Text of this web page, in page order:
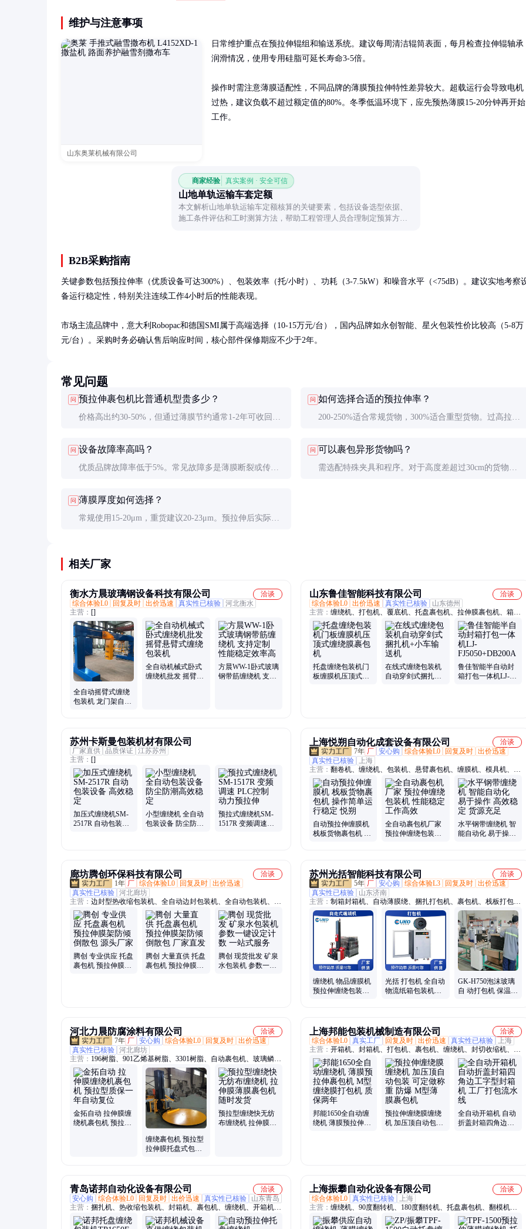
维护与注意事项
山东奥莱机械有限公司
日常维护重点在预拉伸辊组和输送系统。建议每周清洁辊筒表面，每月检查拉伸辊轴承
润滑情况，使用专用硅脂可延长寿命3-5倍。
操作时需注意薄膜适配性，不同品牌的薄膜预拉伸特性差异较大。超载运行会导致电机
过热，建议负载不超过额定值的80%。冬季低温环境下，应先预热薄膜15-20分钟再开始
工作。
商家经验 真实案例 · 安全可信
山地单轨运输车套定额
本文解析山地单轨运输车定额核算的关键要素，包括设备选型依据、
施工条件评估和工时测算方法，帮助工程管理人员合理制定预算方
B2B采购指南
关键参数包括预拉伸率（优质设备可达300%）、包装效率（托/小时）、功耗（3-7.5kW）和噪音水平（<75dB）。建议实地考察
备运行稳定性，特别关注连续工作4小时后的性能表现。
市场主流品牌中，意大利Robopac和德国SMI属于高端选择（10-15万元/台），国内品牌如永创智能、星火包装性价比较高（5-8万
元/台）。采购时务必确认售后响应时间，核心部件保修期应不少于2年。
常见问题
问 预拉伸裹包机比普通机型贵多少？
价格高出约30-50%，但通过薄膜节约通常1-2年可收回投
问 如何选择合适的预拉伸率？
200-250%适合常规货物，300%适合重型货物。过高拉伸
问 设备故障率高吗？
优质品牌故障率低于5%。常见故障多是薄膜断裂或传感
问 可以裹包异形货物吗？
需选配特殊夹具和程序。对于高度差超过30cm的货物，
问 薄膜厚度如何选择？
常规使用15-20μm，重货建议20-23μm。预拉伸后实际厚
相关厂家
衡水方晨玻璃钢设备科技有限公司
洽谈
综合体验L0
回复及时 出价迅速 真实性已核验 河北衡水
主营： []
全自动摇臂式缠绕
包装机 龙门架自动
全自动机械式卧式
缠绕机批发 摇臂悬
方晨WW-1卧式玻璃
钢带筋缠绕机 支持
山东鲁佳智能科技有限公司
洽谈
综合体验L0 出价迅速 真实性已核验
山东德州
主营： 缠绕机、打包机、覆底机、托盘裹包机、拉伸膜裹包机、箱包
专用裹包机、包装机、封切机、缠膜机、智能包装、自动捆扎机、折
盖封箱机、穿剑打包线、自动包装流水线
托盘缠绕包装机门
板缠膜机压顶式缠
在线式缠绕包装机
自动穿剑式捆扎机
鲁佳智能半自动封
箱打包一体机LJ-
苏州卡斯曼包装机材有限公司
厂家直供 品质保证 江苏苏州
主营： []
加压式缠绕机SM-
2517R 自动包装设
小型缠绕机 全自动
包装设备 防尘防潮
预拉式缠绕机SM-
1517R 变频调速
上海悦朔自动化成套设备有限公司
洽谈
7年 厂 安心购 综合体验L0 回复及时 出价迅速
真实性已核验
上海
主营： 翻卷机、缠绕机、包装机、悬臂裹包机、缠膜机、模具机、翻
转机、打包机、翻包机、翻模机、翻身机、模具翻转台、大功率模
具、模具翻转身机、托盘缠绕机、水平缠绕机、在线缠绕机、钢卷翻
转机、180度翻转机、钢带缠绕机、翻板机、全自动液压翻模机、15
吨钢卷翻转机、工业翻转机、10吨卷料翻转台
自动预拉伸缠膜机
栈板货物裹包机 操
全自动裹包机厂家
预拉伸缠绕包装机
水平钢带缠绕机 智
能自动化 易于操作
廊坊腾创环保科技有限公司
洽谈
1年 厂 综合体验L0 回复及时 出价迅速
真实性已核验 河北廊坊
主营： 边封型热收缩包装机、全自动边封包装机、全自动包装机、托
盘裹包机、热收缩覆膜机、热收缩包装机、L型热收缩包装机、L型封
切热缩机、全自动L型热收缩包装、高速L型封切收缩机、L型自动套
膜收缩机、全自动热收缩包装机、热收缩膜包装设备、托盘式缠绕
机、缠绕打包机、全自动托盘缠绕机、玻璃鳞片涂料、丙烯酸聚氨酯
面漆、环氧沥青漆、玻璃鳞片胶泥
腾创 专业供应 托盘
裹包机 预拉伸膜架
腾创 大量直供 托盘
裹包机 预拉伸膜架
腾创 现货批发 矿泉
水包装机 参数一键
苏州光括智能科技有限公司
洽谈
5年 厂 安心购 综合体验L3 回复及时 出价迅速
真实性已核验
山东济南
主营： 制箱封箱机、自动薄膜绕、捆扎打包机、裹包机、栈板打包
机、四角边封箱机
缠绕机 物品缠膜机
预拉伸缠绕包装机
光括 打包机 全自动
物流纸箱包装机打
GK-H750泡沫玻璃
自 动打包机 保温材
河北力晨防腐涂料有限公司
洽谈
7年 厂 安心购 综合体验L0 回复及时 出价迅速
真实性已核验 河北廊坊
主营： 196树脂、901乙烯基树脂、3301树脂、自动裹包机、玻璃鳞片
胶泥、300目玻璃鳞片、玻璃钢树脂防腐、污水池防腐、三布五油五
布七油、脱硫塔防腐、环氧树脂玻璃钢涂料、聚氨酯防腐涂料、环氧
沥青漆、彩钢瓦翻新漆、高温乙烯基树脂、上纬树脂玻璃鳞片胶泥、
富晨树脂玻璃鳞片胶泥、854乙烯基树脂、3201防腐树脂、烟囱防腐
涂料、OM高温涂料、氰凝防腐防水涂料、乙烯基树脂漆、环氧树脂
漆、玻璃鳞片涂料、环氧玻璃鳞片胶泥
金拓自动 拉伸膜缠
绕机裹包机 预拉型
缠绕裹包机 预拉型
拉伸膜托盘式包装
预拉型缠绕快无纺
布缠绕机 拉伸膜薄
上海邦能包装机械制造有限公司
洽谈
综合体验L0 真实工厂 回复及时 出价迅速 真实性已核验
上海
主营： 开箱机、封箱机、打包机、裹包机、缠绕机、封切收缩机、工
字型封箱机、十字型封箱机、全自动流水线
邦能1650全自动缠
绕机 薄膜预拉伸裹
预拉伸缠绕膜缠绕
机 加压顶自动包装
全自动开箱机 自动
折盖封箱四角边工
青岛诺邦自动化设备有限公司
洽谈
安心购
综合体验L0 回复及时 出价迅速 真实性已核验
山东青岛
主营： 捆扎机、热收缩包装机、封箱机、裹包机、缠绕机、开箱机、
打包机、收缩包装机、自动塑封机、自动封箱机、纸箱开箱机、自动
上海振攀自动化设备有限公司
洽谈
综合体验L0 真实性已核验
上海
主营： 缠绕机、90度翻转机、180度翻转机、托盘裹包机、翻模机、
翻卷机